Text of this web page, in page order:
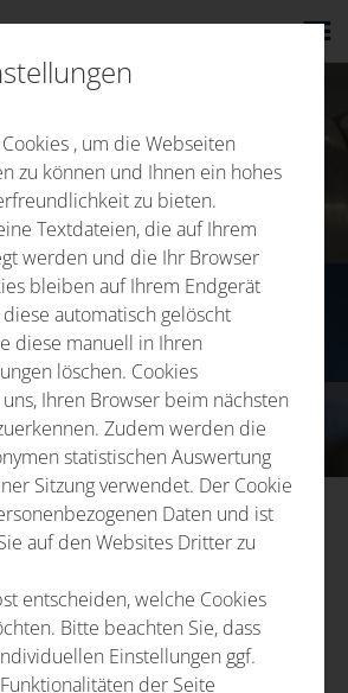
LOGISTIKA
pri príjme tovaru &
sklad
kompletovanie
a plechových dielov
, um die Webseiten
zu können und Ihnen ein hohes
zu bieten.
Textdateien, die auf Ihrem
werden und die Ihr Browser
bleiben auf Ihrem Endgerät
automatisch gelöscht
diese manuell in Ihren
löschen. Cookies
Ihren Browser beim nächsten
Zudem werden die
statistischen Auswertung
Sitzung verwendet. Der Cookie
Daten und ist
auf den Websites Dritter zu
entscheiden, welche Cookies
Bitte beachten Sie, dass
Einstellungen ggf.
der Seite